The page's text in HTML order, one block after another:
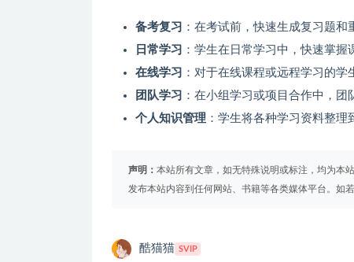
备考复习 ：在考试前，快速生成复习题和
日常学习 ：学生在日常学习中，快速掌握
在线学习 ：对于在线课程或远程学习的学
团队学习 ：在小组学习或项目合作中，
个人知识管理 ：学生将各种学习资料整
声明： 本站所有文章，如无特殊说明或标注，均为本
发布本站内容到任何网站、书籍等各类媒体平台。如
酷猫猫 SVIP